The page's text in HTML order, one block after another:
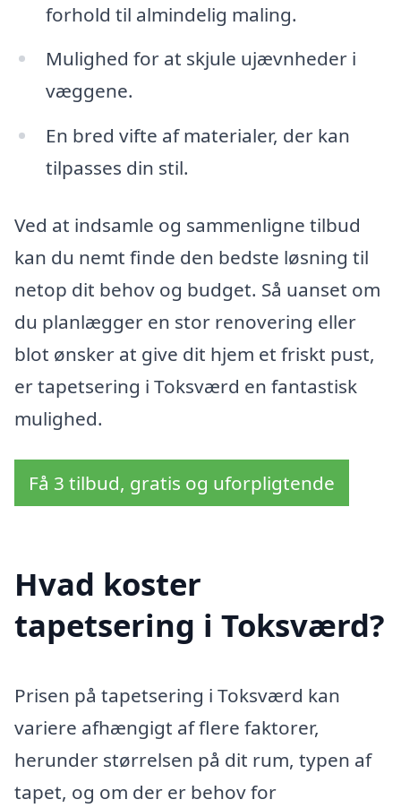
forhold til almindelig maling.
Mulighed for at skjule ujævnheder i
væggene.
En bred vifte af materialer, der kan
tilpasses din stil.
Ved at indsamle og sammenligne tilbud
kan du nemt finde den bedste løsning til
netop dit behov og budget. Så uanset om
du planlægger en stor renovering eller
blot ønsker at give dit hjem et friskt pust,
er tapetsering i Toksværd en fantastisk
mulighed.
Få 3 tilbud, gratis og uforpligtende
Hvad koster
tapetsering i Toksværd?
Prisen på tapetsering i Toksværd kan
variere afhængigt af flere faktorer,
herunder størrelsen på dit rum, typen af
tapet, og om der er behov for